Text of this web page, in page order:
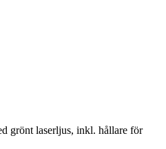
grönt laserljus, inkl. hållare för